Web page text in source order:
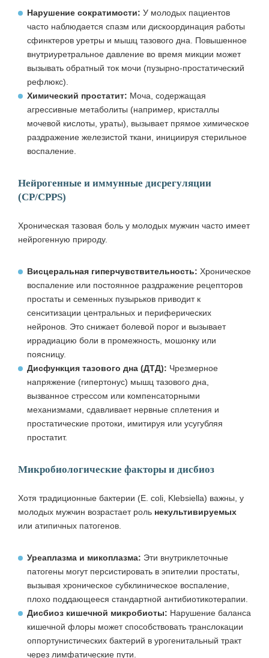
Нарушение сократимости: У молодых пациентов
часто наблюдается спазм или дискоординация работы
сфинктеров уретры и мышц тазового дна. Повышенное
внутриуретральное давление во время микции может
вызывать обратный ток мочи (пузырно‑простатический
рефлюкс).
Химический простатит: Моча, содержащая
агрессивные метаболиты (например, кристаллы
мочевой кислоты, ураты), вызывает прямое химическое
раздражение железистой ткани, инициируя стерильное
воспаление.
Нейрогенные и иммунные дисрегуляции
(CP/CPPS)
Хроническая тазовая боль у молодых мужчин часто имеет
нейрогенную природу.
Висцеральная гиперчувствительность: Хроническое
воспаление или постоянное раздражение рецепторов
простаты и семенных пузырьков приводит к
сенситизации центральных и периферических
нейронов. Это снижает болевой порог и вызывает
иррадиацию боли в промежность, мошонку или
поясницу.
Дисфункция тазового дна (ДТД): Чрезмерное
напряжение (гипертонус) мышц тазового дна,
вызванное стрессом или компенсаторными
механизмами, сдавливает нервные сплетения и
простатические протоки, имитируя или усугубляя
простатит.
Микробиологические факторы и дисбиоз
Хотя традиционные бактерии (E. coli, Klebsiella) важны, у
молодых мужчин возрастает роль некультивируемых
или атипичных патогенов.
Уреаплазма и микоплазма: Эти внутриклеточные
патогены могут персистировать в эпителии простаты,
вызывая хроническое субклиническое воспаление,
плохо поддающееся стандартной антибиотикотерапии.
Дисбиоз кишечной микробиоты: Нарушение баланса
кишечной флоры может способствовать транслокации
оппортунистических бактерий в урогенитальный тракт
через лимфатические пути.